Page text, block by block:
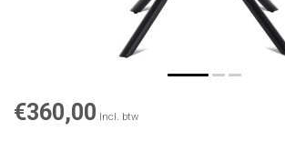
€360,00 Incl. btw